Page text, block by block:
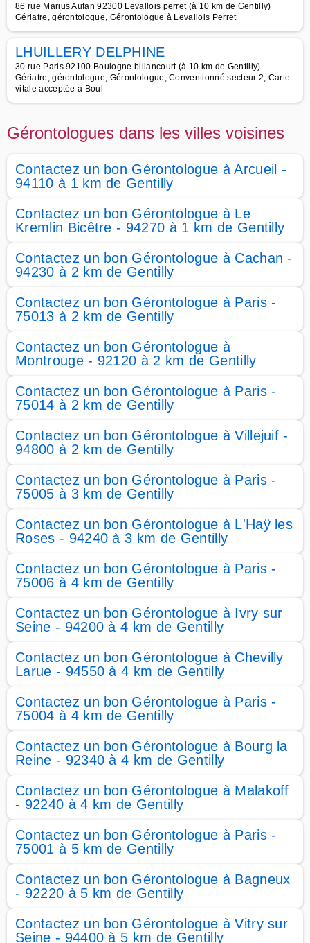
86 rue Marius Aufan 92300 Levallois perret (à 10 km de Gentilly)
Gériatre, gérontologue, Gérontologue à Levallois Perret
LHUILLERY DELPHINE
30 rue Paris 92100 Boulogne billancourt (à 10 km de Gentilly)
Gériatre, gérontologue, Gérontologue, Conventionné secteur 2, Carte
vitale acceptée à Boul
Gérontologues dans les villes voisines
Contactez un bon Gérontologue à Arcueil -
94110 à 1 km de Gentilly
Contactez un bon Gérontologue à Le
Kremlin Bicêtre - 94270 à 1 km de Gentilly
Contactez un bon Gérontologue à Cachan -
94230 à 2 km de Gentilly
Contactez un bon Gérontologue à Paris -
75013 à 2 km de Gentilly
Contactez un bon Gérontologue à
Montrouge - 92120 à 2 km de Gentilly
Contactez un bon Gérontologue à Paris -
75014 à 2 km de Gentilly
Contactez un bon Gérontologue à Villejuif -
94800 à 2 km de Gentilly
Contactez un bon Gérontologue à Paris -
75005 à 3 km de Gentilly
Contactez un bon Gérontologue à L'Haÿ les
Roses - 94240 à 3 km de Gentilly
Contactez un bon Gérontologue à Paris -
75006 à 4 km de Gentilly
Contactez un bon Gérontologue à Ivry sur
Seine - 94200 à 4 km de Gentilly
Contactez un bon Gérontologue à Chevilly
Larue - 94550 à 4 km de Gentilly
Contactez un bon Gérontologue à Paris -
75004 à 4 km de Gentilly
Contactez un bon Gérontologue à Bourg la
Reine - 92340 à 4 km de Gentilly
Contactez un bon Gérontologue à Malakoff
- 92240 à 4 km de Gentilly
Contactez un bon Gérontologue à Paris -
75001 à 5 km de Gentilly
Contactez un bon Gérontologue à Bagneux
- 92220 à 5 km de Gentilly
Contactez un bon Gérontologue à Vitry sur
Seine - 94400 à 5 km de Gentilly